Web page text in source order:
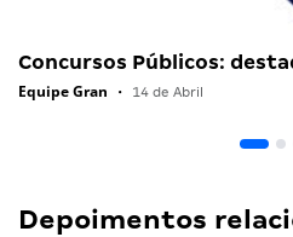
Concursos Públicos:
Equipe Gran • 14 de Abril
Depoimentos